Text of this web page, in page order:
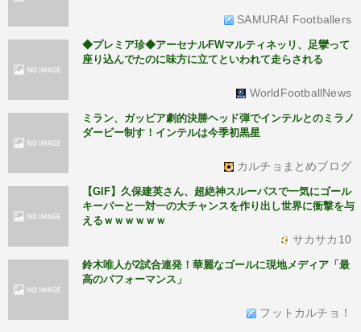
SAMURAI Footballers
◆プレミア珍◆アーセナルFWマルティネッリ、足攣って
座り込んでたのに味方に立てといわれて走らされる
WorldFootballNews
ミラン、ガッビア劇的決勝ヘッド弾でインテルとのミラノ
ダービー制す！インテルは今季初黒星
カルチョまとめブログ
【GIF】久保建英さん、超絶神スルーパスで一気にゴール
キーパーと一対一の大チャンスを作り出し世界に衝撃を与
えるｗｗｗｗｗｗ
サカサカ10
鈴木唯人が2試合連発！華麗なゴールに現地メディア「最
高のパフォーマンス」
フットカルチョ！